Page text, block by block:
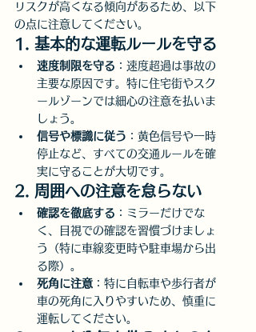
リスクが高くなる傾向があるため、以下
の点に注意してください。
1. 基本的な運転ルールを守る
速度制限を守る ：速度超過は事故の
主要な原因です。特に住宅街やスク
ールゾーンでは細心の注意を払いま
しょう。
信号や標識に従う ：黄色信号や一時
停止など、すべての交通ルールを確
実に守ることが大切です。
2. 周囲への注意を怠らない
確認を徹底する ：ミラーだけでな
く、目視での確認を習慣づけましょ
う（特に車線変更時や駐車場から出
る際）。
死角に注意 ：特に自転車や歩行者が
車の死角に入りやすいため、慎重に
運転してください。